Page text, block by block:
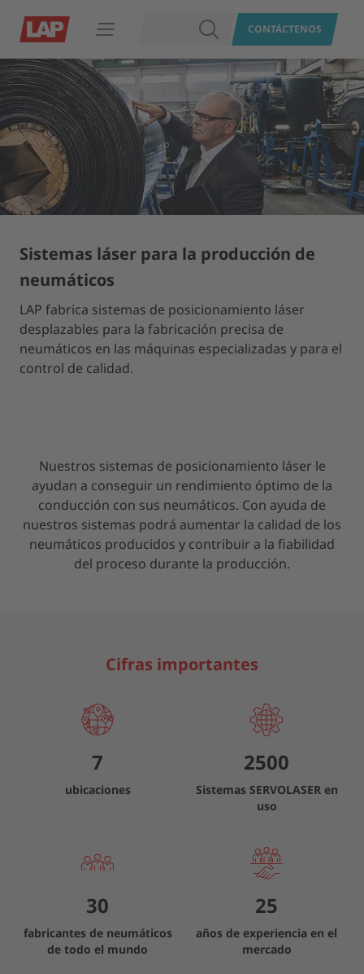
Abrir navegación BUSCARCONTÁCTENOS
Sistemas láser para la producción de
neumáticos
LAP fabrica sistemas de posicionamiento láser
desplazables para la fabricación precisa de
neumáticos en las máquinas especializadas y para el
control de calidad.
Nuestros sistemas de posicionamiento láser le
ayudan a conseguir un rendimiento óptimo de la
conducción con sus neumáticos. Con ayuda de
nuestros sistemas podrá aumentar la calidad de los
neumáticos producidos y contribuir a la fiabilidad
del proceso durante la producción.
Cifras importantes
7
ubicaciones
2500
Sistemas SERVOLASER en
uso
30
fabricantes de neumáticos
de todo el mundo
25
años de experiencia en el
mercado